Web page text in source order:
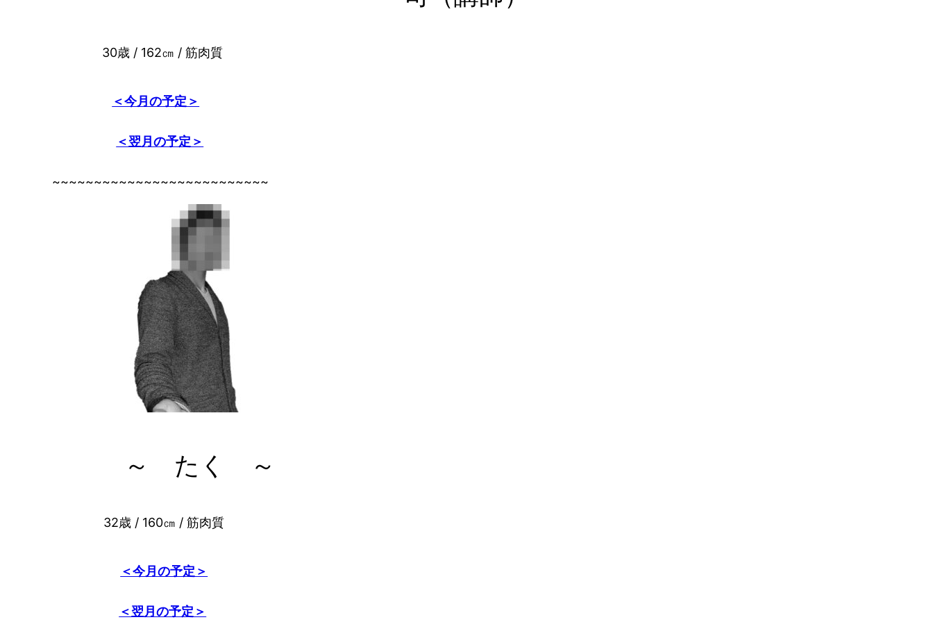
30歳 / 162㎝ / 筋肉質
＜今月の予定＞
＜翌月の予定＞
~~~~~~~~~~~~~~~~~~~~~~~~~~
～ たく ～
32歳 / 160㎝ / 筋肉質
＜今月の予定＞
＜翌月の予定＞